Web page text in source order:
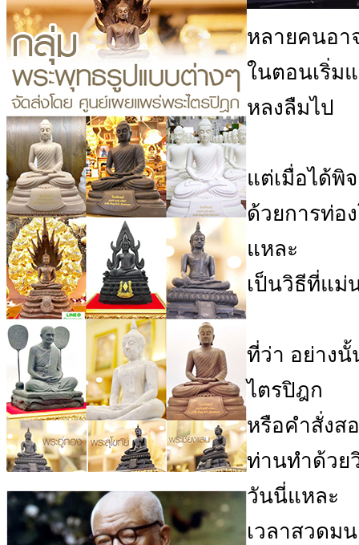
หลายคนอา
ในตอนเริ่ม
หลงลืมไป
แต่เมื่อได้พิ
ด้วยการท่อ
แหละ
เป็นวิธีที่แม่
ที่ว่า อย่างนั้
ไตรปิฎก
หรือคำสั่งส
ท่านทำด้วย
วันนี่แหละ
เวลาสวดม